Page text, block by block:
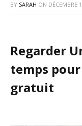
BY SARAH ON DÉCEMBRE
Regarder
temps
gratuit